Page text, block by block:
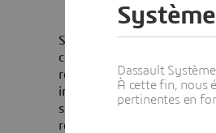
Selon les termes de ce
compétences pour mettre
réponses de pointe aux
investissements, en
spectre, ouverts et à forte
responsabilités, Dassault
Dassault
À cette fin, nous
pertinentes en